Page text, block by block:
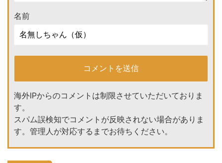
名前
海外IPからのコメントは制限させていただいておりま
す。
スパム誤検知でコメントが反映されない場合がありま
す。管理人が対応するまでお待ちください。